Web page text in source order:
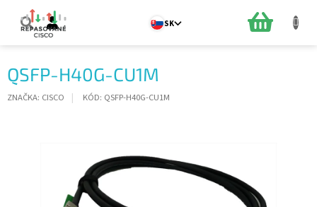
obsah
SK
QSFP-H40G-CU1M
ZNAČKA: CISCO KÓD: QSFP-H40G-CU1M